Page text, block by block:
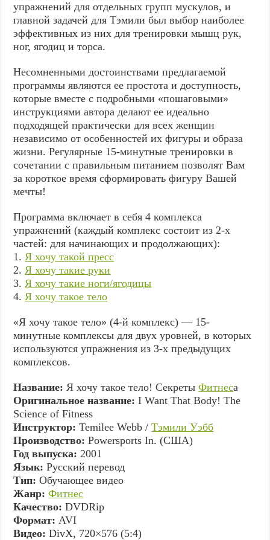
упражнений для отдельных групп мускулов, и
главной задачей для Тэмили был выбор наиболее
эффективных из них для тренировки мышц рук,
ног, ягодиц и торса.
Несомненными достоинствами предлагаемой
программы являются ее простота и доступность,
которые вместе с подробными «пошаговыми»
инструкциями автора делают ее идеально
подходящей практически для всех женщин
независимо от особенностей их фигуры и образа
жизни. Регулярные 15-минутные тренировки в
сочетании с правильным питанием позволят Вам
за короткое время сформировать фигуру Вашей
мечты!
Программа включает в себя 4 комплекса
упражнений (каждый комплекс состоит из 2-х
частей: для начинающих и продолжающих):
1.Я хочу такой пресс
2.Я хочу такие руки
3.Я хочу такие ноги/ягодицы
4.Я хочу такое тело
«Я хочу такое тело» (4-й комплекс) — 15-
минутные комплексы для двух уровней, в которых
используются упражнения из 3-х предыдущих
комплексов.
Название: Я хочу такое тело! СекретыФитнеса
Оригинальное название: I Want That Body! The
Science of Fitness
Инструктор: Temilee Webb /Тэмили Уэбб
Производство: Powersports In. (США)
Год выпуска:2001
Язык: Русский перевод
Тип:Обучающее видео
Жанр:Фитнес
Качество:DVDRip
Формат:AVI
Видео: DivX, 720×576 (5:4)